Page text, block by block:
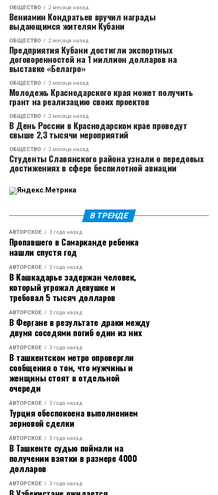
реконструкцию порядка 11 км автомобильных
дорог и 665 погонных метров искусственных
сооружений. В том числе, закончить четыре из пяти
этапов обхода Тимашевска, реконструкцию
автодороги «Северный – Колосистый» в Краснодаре
и участка дороги «Динская – Пластуновская» в
Динском районе. Завершат реконструкцию двух
мостов в Горячем Ключе. Прорабатывается
реализация проекта строительства Северного
грузовой и транзитный транспорт за пределы
городской застройки, снизить транспортную
нагрузку, повысить безопасность движения и
улучшить экологическую обстановку. Механизмы
финансирования проекта обсуждали на ПМЭФ-2026.
Вениамин Кондратьев подчеркнул, что важнейшие
и обеспечить их реализацию в полном объеме.
К представителям федерального ведомства
губернатор обратился с просьбой в курортный
сезон проводить ремонты в ночное время, чтобы не
вводить реверсивное движение и избежать пробок.
– Краснодарский край – курортный край, летом мы
принимаем больше всего гостей – все едут на море.
Когда образуются заторы из-за реверсивного
движения или сужения дорог во время ремонтных
работ, конечно, люди возмущаются. Мы, безусловно,
стараемся сделать максимум в межсезонье. И летом,
когда жарко и нагрузка на дороги в 12 раз выше
нормативной, мы должны все эти неудобства
исключить, проводить ремонт в ночное время. Такая
давайте не будем от нее отказываться, – сказал
Вениамин Кондратьев.
Исполняющий обязанности директора
Краснодарского филиала ГК «Автодор» Андрей
Наумов рассказал, что к курортному сезону работы
участка – подхода к Новороссийску на перевале. Их
ОБЩЕСТВО 2 месяца назад
Вениамин Кондратьев вручил награды
выдающимся жителям Кубани
ОБЩЕСТВО 2 месяца назад
Предприятия Кубани достигли экспортных
договоренностей на 1 миллион долларов на
выставке «Белагро»
ОБЩЕСТВО 2 месяца назад
Молодежь Краснодарского края может получить
грант на реализацию своих проектов
ОБЩЕСТВО 2 месяца назад
В День России в Краснодарском крае проведут
свыше 2,3 тысячи мероприятий
ОБЩЕСТВО 2 месяца назад
Студенты Славянского района узнали о передовых
достижениях в сфере беспилотной авиации
В ТРЕНДЕ
АВТОРСКОЕ 3 года назад
Пропавшего в Самарканде ребенка
нашли спустя год
АВТОРСКОЕ 3 года назад
В Кашкадарье задержан человек,
который угрожал девушке и
требовал 5 тысяч долларов
АВТОРСКОЕ 3 года назад
В Фергане в результате драки между
двумя соседями погиб один из них
АВТОРСКОЕ 3 года назад
В ташкентском метро опровергли
сообщения о том, что мужчины и
женщины стоят в отдельной
очереди
АВТОРСКОЕ 3 года назад
Турция обеспокоена выполнением
зерновой сделки
АВТОРСКОЕ 3 года назад
В Ташкенте судью поймали на
получении взятки в размере 4000
долларов
АВТОРСКОЕ 3 года назад